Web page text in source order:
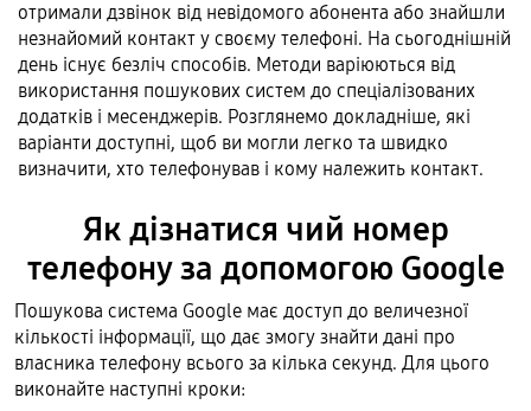
отримали дзвінок від невідомого абонента або знайшли
незнайомий контакт у своєму телефоні. На сьогоднішній
день існує безліч способів. Методи варіюються від
використання пошукових систем до спеціалізованих
додатків і месенджерів. Розглянемо докладніше, які
варіанти доступні, щоб ви могли легко та швидко
визначити, хто телефонував і кому належить контакт.
Як дізнатися чий номер
телефону за допомогою Google
Пошукова система Google має доступ до величезної
кількості інформації, що дає змогу знайти дані про
власника телефону всього за кілька секунд. Для цього
виконайте наступні кроки: